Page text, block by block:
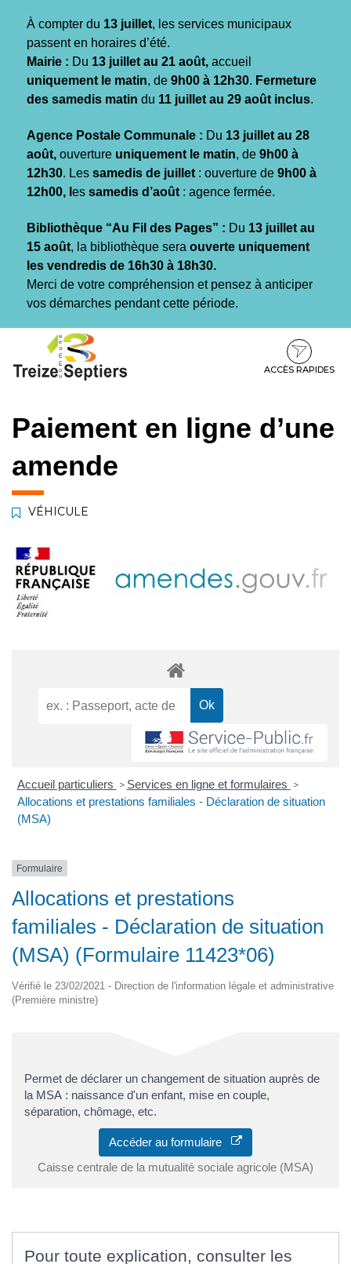
À compter du 13 juillet, les services municipaux
passent en horaires d’été.
Mairie : Du 13 juillet au 21 août, accueil
uniquement le matin, de 9h00 à 12h30. Fermeture
des samedis matin du 11 juillet au 29 août inclus.
Agence Postale Communale : Du 13 juillet au 28
août, ouverture uniquement le matin, de 9h00 à
12h30. Les samedis de juillet : ouverture de 9h00 à
12h00, l es samedis d’août : agence fermée.
Bibliothèque “Au Fil des Pages” : Du 13 juillet au
15 août, la bibliothèque sera ouverte uniquement
les vendredis de 16h30 à 18h30.
Merci de votre compréhension et pensez à anticiper
vos démarches pendant cette période.
contenu
pied
ACCÈS RAPIDES
Paiement en ligne d’une
amende
VÉHICULE
Accueil particuliers > Services en ligne et formulaires >
Allocations et prestations familiales - Déclaration de situation
(MSA)
Formulaire
Allocations et prestations
familiales - Déclaration de situation
(MSA) (Formulaire 11423*06)
Vérifié le 23/02/2021 - Direction de l'information légale et administrative
(Première ministre)
Permet de déclarer un changement de situation auprès de
la MSA : naissance d'un enfant, mise en couple,
séparation, chômage, etc.
Accéder au formulaire
Caisse centrale de la mutualité sociale agricole (MSA)
Pour toute explication, consulter les